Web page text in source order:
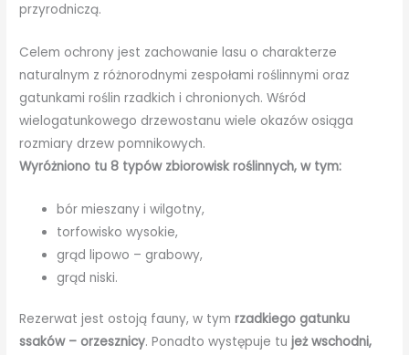
przyrodniczą.
Celem ochrony jest zachowanie lasu o charakterze
naturalnym z różnorodnymi zespołami roślinnymi oraz
gatunkami roślin rzadkich i chronionych. Wśród
wielogatunkowego drzewostanu wiele okazów osiąga
rozmiary drzew pomnikowych.
Wyróżniono tu 8 typów zbiorowisk roślinnych, w tym:
bór mieszany i wilgotny,
torfowisko wysokie,
grąd lipowo – grabowy,
grąd niski.
Rezerwat jest ostoją fauny, w tymrzadkiego gatunku
ssaków – orzesznicy. Ponadto występuje tujeż wschodni,